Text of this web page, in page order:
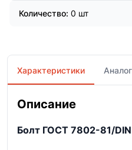
Количество: 0 шт
Характеристики
Описание
Болт ГОСТ 7802-81/